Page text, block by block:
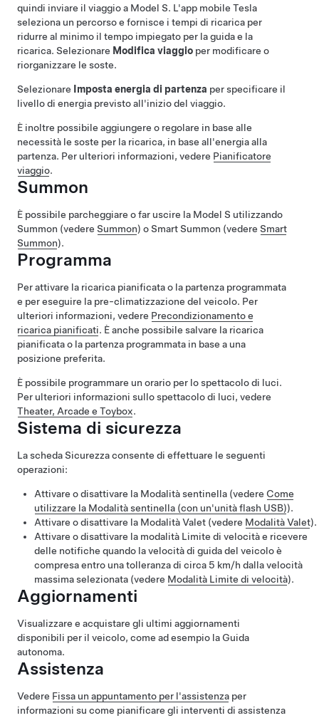
quindi inviare il viaggio a Model S. L'app mobile Tesla
seleziona un percorso e fornisce i tempi di ricarica per
ridurre al minimo il tempo impiegato per la guida e la
ricarica. Selezionare Modifica viaggio per modificare o
riorganizzare le soste.
Selezionare Imposta energia di partenza per specificare il
livello di energia previsto all'inizio del viaggio.
È inoltre possibile aggiungere o regolare in base alle
necessità le soste per la ricarica, in base all'energia alla
partenza. Per ulteriori informazioni, vedere Pianificatore
viaggio.
Summon
È possibile parcheggiare o far uscire la Model S utilizzando
Summon (vedere Summon) oSmart Summon (vedere Smart
Summon).
Programma
Per attivare la ricarica pianificata o la partenza programmata
e per eseguire la pre-climatizzazione del veicolo. Per
ulteriori informazioni, vedere Precondizionamento e
ricarica pianificati. È anche possibile salvare la ricarica
pianificata o la partenza programmata in base a una
posizione preferita.
È possibile programmare un orario per lo spettacolo di luci.
Per ulteriori informazioni sullo spettacolo di luci, vedere
Theater, Arcade e Toybox.
Sistema di sicurezza
La scheda Sicurezza consente di effettuare le seguenti
operazioni:
Attivare o disattivare la Modalità sentinella (vedere Come
utilizzare la Modalità sentinella (con un'unità flash USB)).
Attivare o disattivare la Modalità Valet (vedere Modalità Valet).
Attivare o disattivare la modalità Limite di velocità e ricevere
delle notifiche quando la velocità di guida del veicolo è
compresa entro una tolleranza di circa 5 km/h dalla velocità
massima selezionata (vedere Modalità Limite di velocità).
Aggiornamenti
Visualizzare e acquistare gli ultimi aggiornamenti
disponibili per il veicolo, come ad esempio la Guida
autonoma.
Assistenza
Vedere Fissa un appuntamento per l'assistenza per
informazioni su come pianificare gli interventi di assistenza